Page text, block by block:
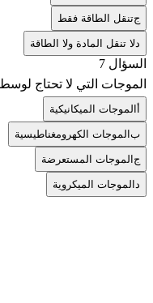
جتنقل الطاقة فقط
لا تنقل المادة ولا الطاقة
السؤال 7
الموجات التي لا تحتاج
الموجات الميكانيكية
بالموجات الكهرومغناطيسية
جالموجات المستعرضة
الموجات الميكروية